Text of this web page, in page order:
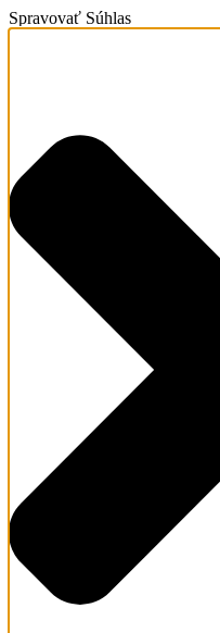
Spravovať Súhlas